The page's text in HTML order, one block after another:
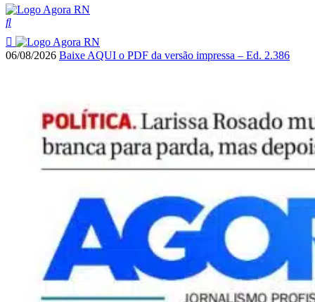
06/08/2026 Baixe AQUI o PDF da versão impressa – Ed. 2.386